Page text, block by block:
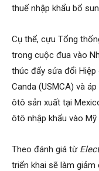
thuế nhập khẩu bổ
Cụ thể, cựu Tổng
trong cuộc đua vào
thúc đẩy sửa đổi
Canda (USMCA) và
ôtô sản xuất tại
ôtô nhập khẩu vào
Theo đánh giá từ
triển khai sẽ làm giảm